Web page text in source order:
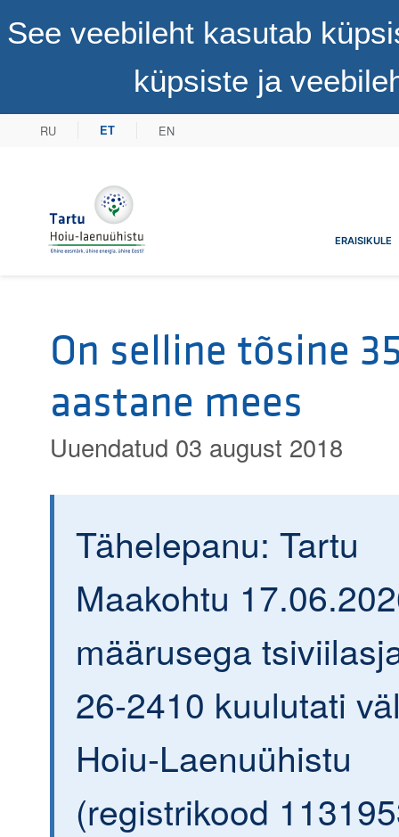
See veebileht kasutab
küpsiste ja
RU ET EN
Tartu Hoiu-laenuühistuERAISIKULE
On selline tõsine
aastane mees
Uuendatud 03 august 2018
Tähelepanu: Tartu
Maakohtu
määrusega
26-2410 kuulutati
Hoiu-Laenuühistu
(registrikood